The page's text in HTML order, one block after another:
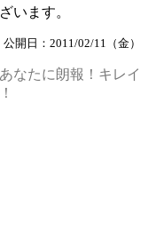
います。
公開日：2011/02/11（金）
なたに朗報！キレイ